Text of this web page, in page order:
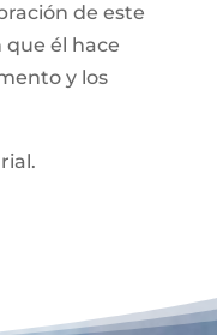
de este
él hace
y los